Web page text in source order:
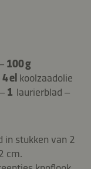
100 g
4 el koolzaadolie
1 laurierblad –
in stukken van 2
cm.